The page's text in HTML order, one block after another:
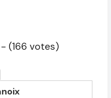
(166 votes)